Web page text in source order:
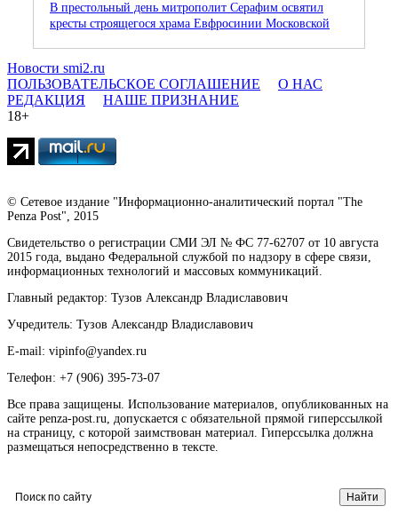
В престольный день митрополит Серафим освятил
кресты строящегося храма Евфросинии Московской
Новости smi2.ru
ПОЛЬЗОВАТЕЛЬСКОЕ СОГЛАШЕНИЕ
О НАС
РЕДАКЦИЯ
НАШЕ ПРИЗНАНИЕ
18+
© Сетевое издание "Информационно-аналитический портал "The
Penza Post", 2015
Свидетельство о регистрации СМИ ЭЛ № ФС 77-62707 от 10 августа
2015 года, выдано Федеральной службой по надзору в сфере связи,
информационных технологий и массовых коммуникаций.
Главный редактор: Тузов Александр Владиславович
Учредитель: Тузов Александр Владиславович
E-mail: vipinfo@yandex.ru
Телефон: +7 (906) 395-73-07
Все права защищены. Использование материалов, опубликованных на
сайте penza-post.ru, допускается с обязательной прямой гиперссылкой
на страницу, с которой заимствован материал. Гиперссылка должна
размещаться непосредственно в тексте.